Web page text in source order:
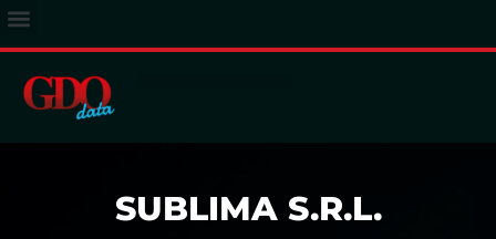
SUBLIMA S.R.L.